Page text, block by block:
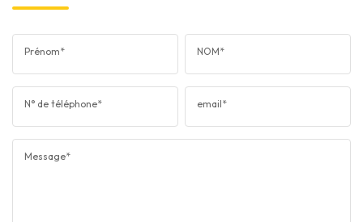
Prénom* NOM*
N° de téléphone* email*
Message*